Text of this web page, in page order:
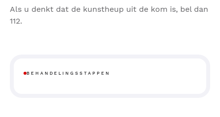
Als u denkt dat de kunstheup uit de kom is, bel dan
112.
BEHANDELINGSSTAPPEN